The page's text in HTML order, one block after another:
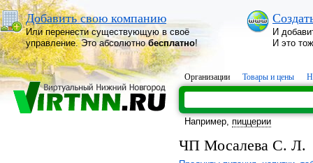
Добавить свою компанию
Или перенести существующую в своё
управление. Это абсолютнобесплатно!
И
И это
Организации Товары и цены
Например, пиццерии
ЧП Мосалева С. Л.